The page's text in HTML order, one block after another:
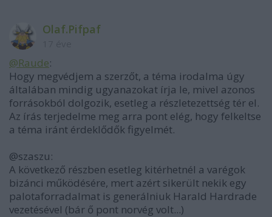
Olaf.Pifpaf
@Raude:
Hogy megvédjem a szerzőt, a téma irodalma úgy
általában mindig ugyanazokat írja le, mivel azonos
forrásokból dolgozik, esetleg a részletezettség tér el.
Az írás terjedelme meg arra pont elég, hogy felkeltse
a téma iránt érdeklődők figyelmét.
@szaszu:
A következő részben esetleg kitérhetnél a varégok
bizánci működésére, mert azért sikerült nekik egy
palotaforradalmat is generálniuk Harald Hardrade
vezetésével (bár ő pont norvég volt...)